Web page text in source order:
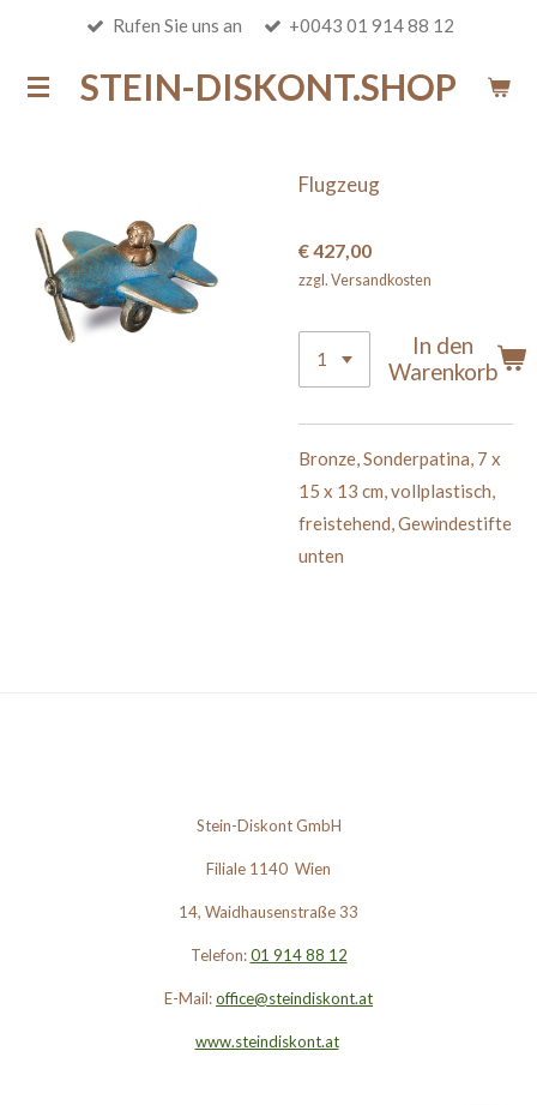
springenSTEIN-DISKONT.SHOP
Rufen Sie uns an +0043 01 914 88 12
Flugzeug
€ 427,00
zzgl. Versandkosten
In den
Warenkorb
Bronze,Sonderpatina, 7 x
15 x 13 cm,vollplastisch,
freistehend, Gewindestifte
unten
Stein-Diskont GmbH
Filiale 1140 Wien
14, Waidhausenstraße 33
Telefon: 01 914 88 12
E-Mail:office@steindiskont.at
www.steindiskont.at